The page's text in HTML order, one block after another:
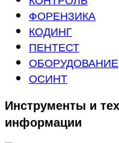
ФОРЕНЗИКА
КОДИНГ
ПЕНТЕСТ
ОБОРУДОВАНИЕ
ОСИНТ
Инструменты и
информации